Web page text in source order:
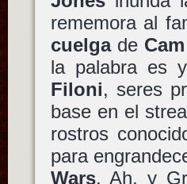
rememora al
cuelgade
la palabra es
Filoni, seres
base en el
rostros
para
Wars. Ah, y